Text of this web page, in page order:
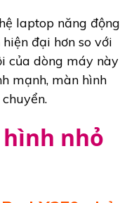
laptop năng động
đại hơn so với
của dòng máy này
mạnh, màn hình
nhỏ